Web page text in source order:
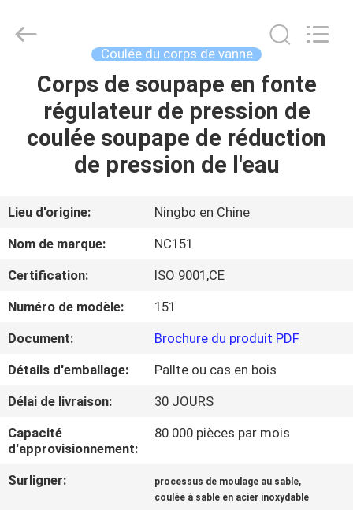
MAISON
VIDÉOS
À
PROPOS
DE
NOUS
DE
L'USINE
Sunrise
Foundry
Coulée du corps de vanne
Corps de soupape en fonte
régulateur de pression de
coulée soupape de réduction
de pression de l'eau
Lieu d'origine:
Ningbo en Chine
Nom de marque:
NC151
Certification:
ISO 9001,CE
Numéro de modèle:
151
Document:
Brochure du produit PDF
Détails d'emballage:
Pallte ou cas en bois
Délai de livraison:
30 JOURS
Capacité
d'approvisionnement:
80.000 pièces par mois
Surligner: processus de moulage au sable,
coulée à sable en acier inoxydable